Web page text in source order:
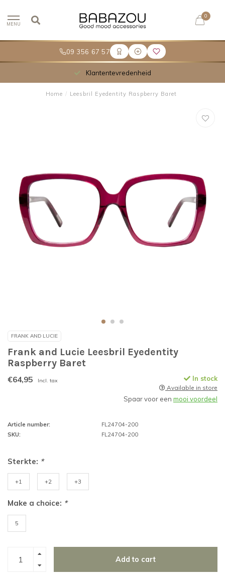
09 356 67 57
MENU
0
Klantentevredenheid
Home / Leesbril Eyedentity Raspberry Baret
FRANK AND LUCIE
Frank and Lucie Leesbril Eyedentity
Raspberry Baret
€64,95 Incl. tax In stock
Available in store
Spaar voor een mooi voordeel
Article number:
FL24704-200
SKU:
FL24704-200
Sterkte: *
+1 +2 +3
Make a choice: *
5
Add to cart